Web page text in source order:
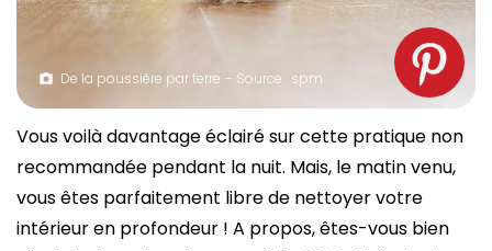
De la poussière par terre – Source : spm
Vous voilà davantage éclairé sur cette pratique non
recommandée pendant la nuit. Mais, le matin venu,
vous êtes parfaitement libre de nettoyer votre
intérieur en profondeur ! A propos, êtes-vous bien